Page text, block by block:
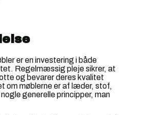
er en investering i både
Regelmæssig pleje sikrer, at
og bevarer deres kvalitet
om møblerne er af læder, stof,
generelle principper, man